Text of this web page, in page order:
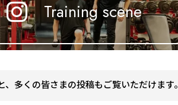
Training scene
、多くの皆さまの投稿もご覧いただけます。